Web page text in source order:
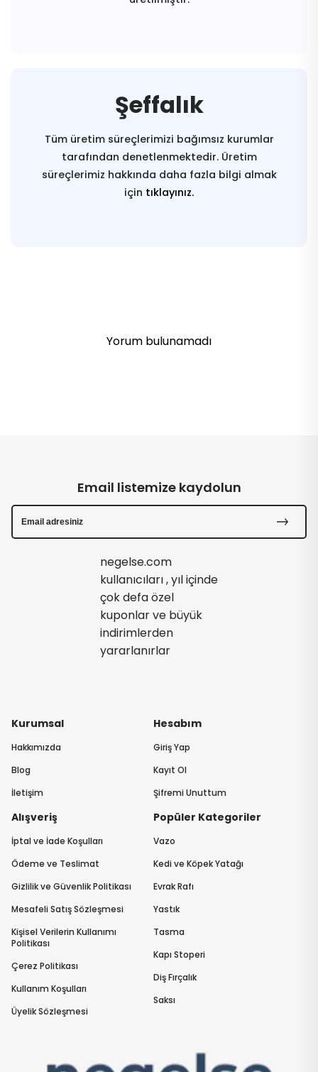
Şeffalık
Tüm üretim süreçlerimizi bağımsız kurumlar
tarafından denetlenmektedir. Üretim
süreçlerimiz hakkında daha fazla bilgi almak
için tıklayınız.
Yorum bulunamadı
Kurumsal
Hakkımızda
Blog
İletişim
Hesabım
Giriş Yap
Kayıt Ol
Şifremi Unuttum
Alışveriş
İptal ve İade Koşulları
Ödeme ve Teslimat
Gizlilik ve Güvenlik Politikası
Mesafeli Satış Sözleşmesi
Kişisel Verilerin Kullanımı
Politikası
Çerez Politikası
Kullanım Koşulları
Üyelik Sözleşmesi
Popüler Kategoriler
Vazo
Kedi ve Köpek Yatağı
Evrak Rafı
Yastık
Tasma
Kapı Stoperi
Diş Fırçalık
Saksı
Email listemize kaydolun
negelse.com
kullanıcıları , yıl içinde
çok defa özel
kuponlar ve büyük
indirimlerden
yararlanırlar